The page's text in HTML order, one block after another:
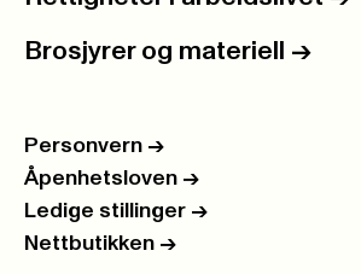
Brosjyrer og materiell ->
Personvern ->
Åpenhetsloven ->
Ledige stillinger ->
Nettbutikken ->